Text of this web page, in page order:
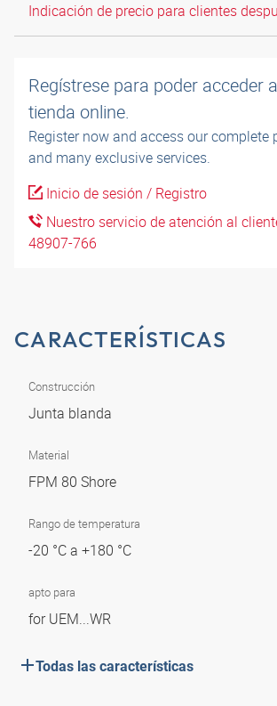
Indicación de precio para clientes
Regístrese para poder acceder
tienda online.
Register now and access our complete
and many exclusive services.
Inicio de sesión / Registro
Nuestro servicio de atención al
48907-766
CARACTERÍSTICAS
Construcción
Junta blanda
Material
FPM 80 Shore
Rango de temperatura
-20 °C a +180 °C
apto para
for UEM...WR
Todas las características